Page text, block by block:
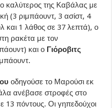
καλύτερος της Καβάλας με
(3 ριμπάουντ, 3 ασίστ, 4
και 1 λάθος σε 37 λεπτά), ο
ρακέτα με τον
και ο Γιόροβιτς
οδηγούσε το Μαρούσι εκ
ανέβασε στροφές στο
13 πόντους. Οι γηπεδούχοι